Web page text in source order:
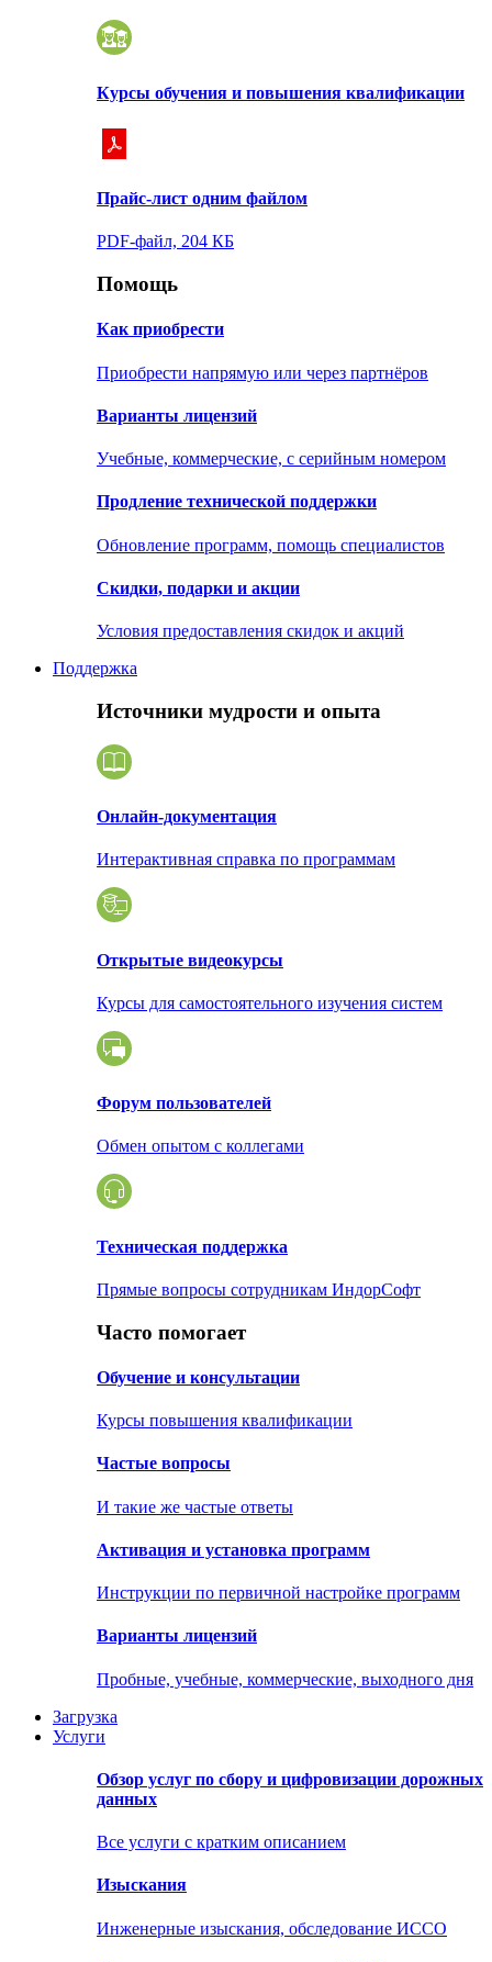
Курсы обучения и повышения квалификации
Прайс-лист одним файлом
PDF-файл, 204 КБ
Помощь
Как приобрести
Приобрести напрямую или через партнёров
Варианты лицензий
Учебные, коммерческие, с серийным номером
Продление технической поддержки
Обновление программ, помощь специалистов
Скидки, подарки и акции
Условия предоставления скидок и акций
Поддержка
Источники мудрости и опыта
Онлайн-документация
Интерактивная справка по программам
Открытые видеокурсы
Курсы для самостоятельного изучения систем
Форум пользователей
Обмен опытом с коллегами
Техническая поддержка
Прямые вопросы сотрудникам ИндорСофт
Часто помогает
Обучение и консультации
Курсы повышения квалификации
Частые вопросы
И такие же частые ответы
Активация и установка программ
Инструкции по первичной настройке программ
Варианты лицензий
Пробные, учебные, коммерческие, выходного дня
Загрузка
Услуги
Обзор услуг по сбору и цифровизации дорожных
данных
Все услуги с кратким описанием
Изыскания
Инженерные изыскания, обследование ИССО